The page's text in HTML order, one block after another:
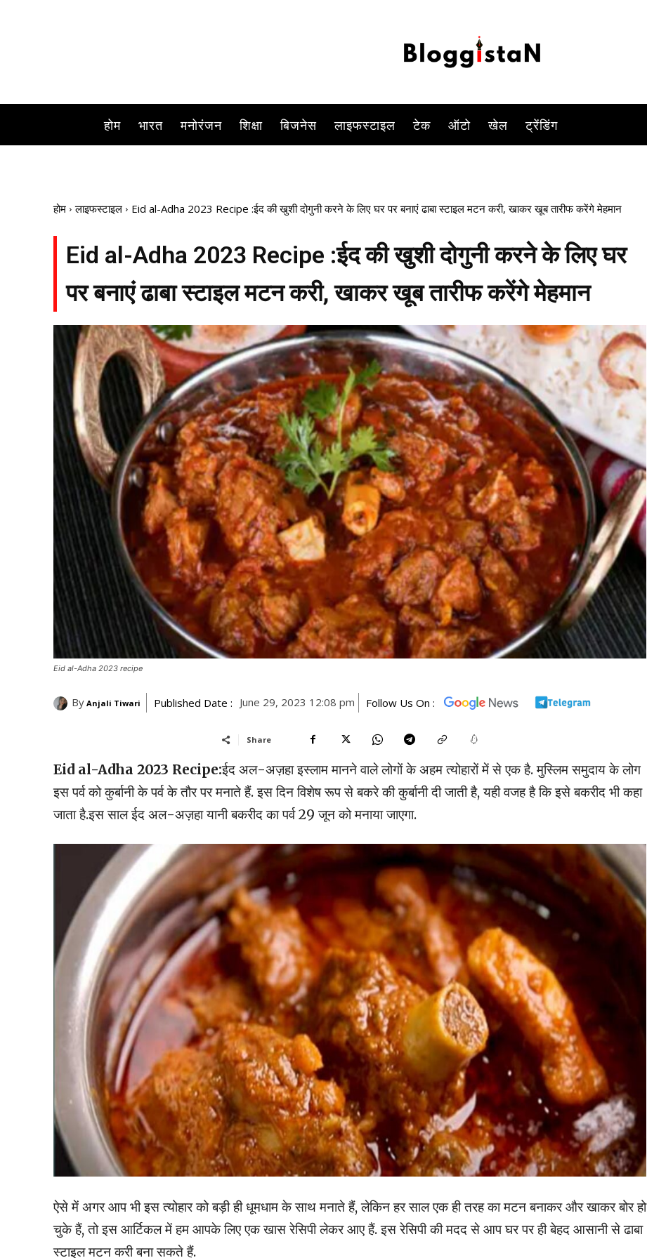
होम भारत मनोरंजन शिक्षा बिजनेस लाइफस्टाइल टेक ऑटो खेल ट्रेंडिंग
होम लाइफस्टाइल Eid al-Adha 2023 Recipe :ईद की खुशी दोगुनी करने के लिए घर पर बनाएं ढाबा स्टाइल मटन करी, खाकर खूब तारीफ करेंगे मेहमान
Eid al-Adha 2023 Recipe :ईद की खुशी दोगुनी करने के लिए घर
पर बनाएं ढाबा स्टाइल मटन करी, खाकर खूब तारीफ करेंगे मेहमान
Eid al-Adha 2023 recipe
By Anjali Tiwari Published Date : June 29, 2023 12:08 pm Follow Us On :
Share
Eid al-Adha 2023 Recipe:ईद अल-अज़हा इस्लाम मानने वाले लोगों के अहम त्योहारों में से एक है. मुस्लिम समुदाय के लोग
इस पर्व को कुर्बानी के पर्व के तौर पर मनाते हैं. इस दिन विशेष रूप से बकरे की कुर्बानी दी जाती है, यही वजह है कि इसे बकरीद भी कहा
जाता है.इस साल ईद अल-अज़हा यानी बकरीद का पर्व 29 जून को मनाया जाएगा.
ऐसे में अगर आप भी इस त्योहार को बड़ी ही धूमधाम के साथ मनाते हैं, लेकिन हर साल एक ही तरह का मटन बनाकर और खाकर बोर हो
चुके हैं, तो इस आर्टिकल में हम आपके लिए एक खास रेसिपी लेकर आए हैं. इस रेसिपी की मदद से आप घर पर ही बेहद आसानी से ढाबा
स्टाइल मटन करी बना सकते हैं.